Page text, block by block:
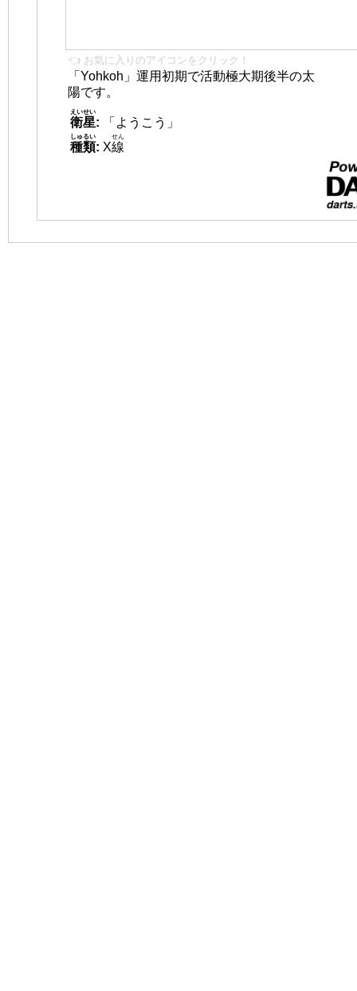
👈 お気に入りのアイコンをクリック！
「Yohkoh」運用初期で活動極大期後半の太
陽です。
衛星
えいせい
:
「ようこう」
種類
しゅるい
: X線
せん